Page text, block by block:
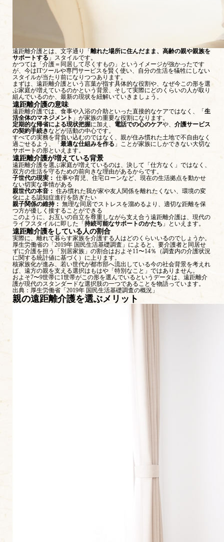
遠距離介護とは、文字通り「 離れた場所に住んだまま、高齢の親や親族を
サポートする 」スタイルです。
かつては「介護＝同居して尽くすもの」というイメージが強かったです
が、今はITツールや専門サービスを賢く使い、自分の生活を犠牲にしない
スタイルが当たり前になりつつあります。
まずは、遠距離介護という言葉が指す具体的な役割や、なぜ今この形を選
ぶ家庭が増えているのかという背景、そして実際にどのくらいの人が取り
組んでいるのか、最新の現状を紐解いていきましょう。
遠距離介護の意味
遠距離介護では、食事や入浴の介助といった直接的なケアではなく、「 生
活全体のマネジメント 」が家族の重要な役割になります。
定期的な帰省による現状把握に加え、 電話での心のケアや、 介護サービス
の契約手続きなどが活動の中心です。
すべての実務を背負い込むのではなく、親が住み慣れた土地で不自由なく
過ごせるよう、「 最適な仕組みを作る 」ことが家族にしかできない大切な
サポートの形といえます。
遠距離介護が増えている背景
遠距離介護を選ぶ家庭が増えているのは、決して「仕方なく」ではなく、
双方の生活を守るための前向きな理由があるからです。
子世代の現実： 仕事や育児、住宅ローンなど、現在の生活拠点を動かせ
ない切実な事情がある
親世代の本音： 住み慣れた我が家や友人関係を離れたくない、環境の変
化による認知症進行を防ぎたい
親子関係の維持： 無理な同居でストレスを溜めるより、適切な距離を保
つ方が優しく接することができる
このように、お互いの自立を尊重しながら支え合う遠距離介護は、現代の
ライフスタイルに即した「 持続可能なサポートのかたち 」といえます。
遠距離介護をしている人の割合
実際に、離れて暮らす家族を介護する人はどのくらいいるのでしょうか。
厚生労働省の「2019年 国民生活基礎調査」によると、要介護者と同居せ
ずに介護を担う「別居家族」の割合はおよそ11〜14％（調査内の介護状況
に関する統計値に基づく）に上ります。
核家族化が進み、若い世代が都市部へ流出している今の社会背景を考えれ
ば、遠方の親を支える選択はもはや「特別なこと」ではありません。
およそ7〜9世帯に1世帯がこの形を選んでいるというデータは、遠距離介
護が現代のスタンダードな選択肢の一つであることを物語っています。
出典： 厚生労働省「2019年 国民生活基礎調査の概況」
親の遠距離介護を選ぶメリット